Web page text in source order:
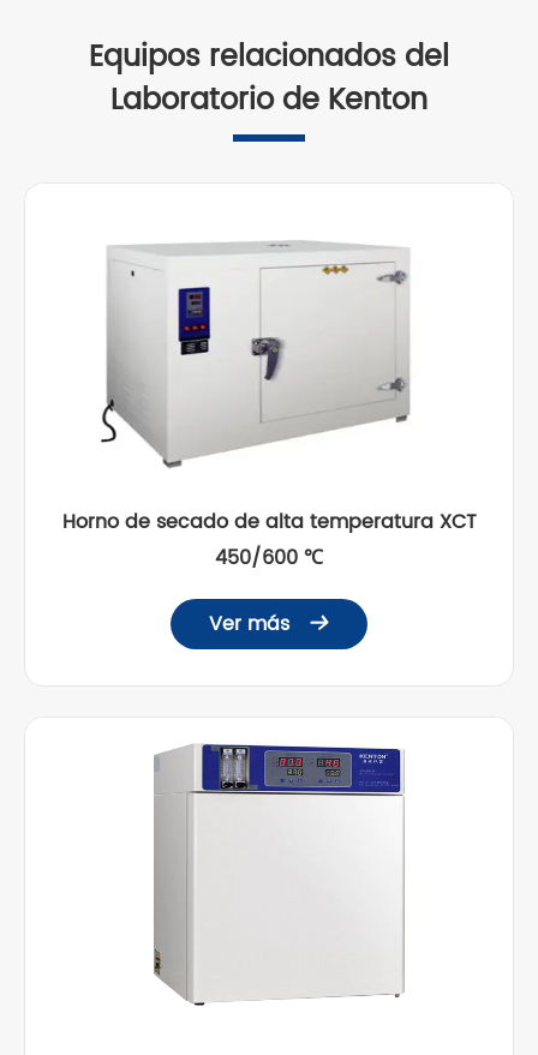
Equipos relacionados del
Laboratorio de Kenton
Horno de secado de alta temperatura XCT
450/600 ℃
Ver más 